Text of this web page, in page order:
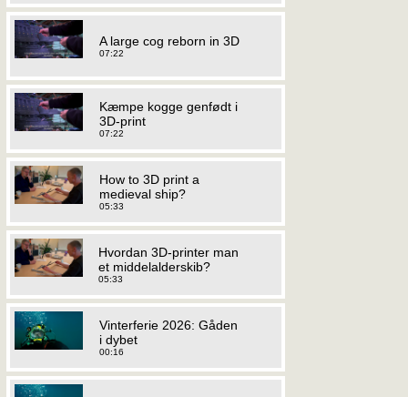
A large cog reborn in 3D
07:22
Kæmpe kogge genfødt i
3D-print
07:22
How to 3D print a
medieval ship?
05:33
Hvordan 3D-printer man
et middelalderskib?
05:33
Vinterferie 2026: Gåden
i dybet
00:16